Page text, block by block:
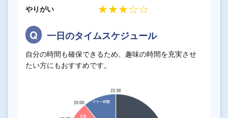
やりがい ★★★☆☆
一日のタイムスケジュール
自分の時間も確保できるため、趣味の時間を充実させ
たい方にもおすすめです。